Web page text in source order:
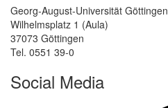
Georg-August-Universität Göttingen
Wilhelmsplatz 1 (Aula)
37073 Göttingen
Tel. 0551 39-0
Social Media